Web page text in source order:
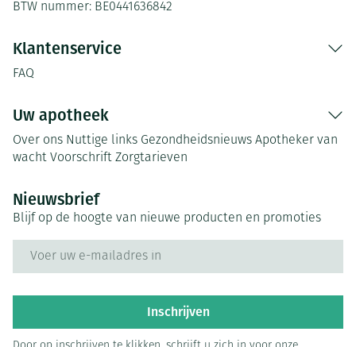
BTW nummer: BE0441636842
Klantenservice
FAQ
Uw apotheek
Over ons Nuttige links Gezondheidsnieuws Apotheker van
wacht Voorschrift Zorgtarieven
Nieuwsbrief
Blijf op de hoogte van nieuwe producten en promoties
Inschrijven